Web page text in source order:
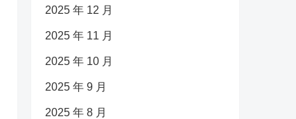
2025 年 12 月
2025 年 11 月
2025 年 10 月
2025 年 9 月
2025 年 8 月